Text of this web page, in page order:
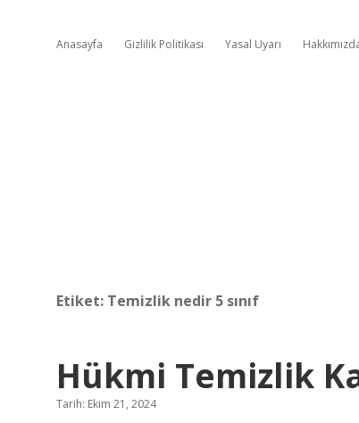
Anasayfa Gizlilik Politikası Yasal Uyarı
Etiket: Temizlik nedir 5 sınıf
Hükmi Temizlik
Tarih: Ekim 21, 2024